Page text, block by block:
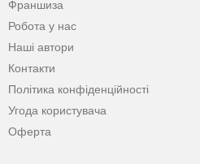
Франшиза
Робота у нас
Наші автори
Контакти
Політика конфіденційності
Угода користувача
Оферта